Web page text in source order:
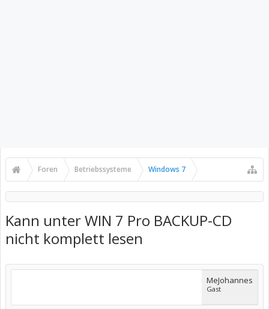
Foren Betriebssysteme Windows 7
Kann unter WIN 7 Pro BACKUP-CD
nicht komplett lesen
MeJohannes
Gast